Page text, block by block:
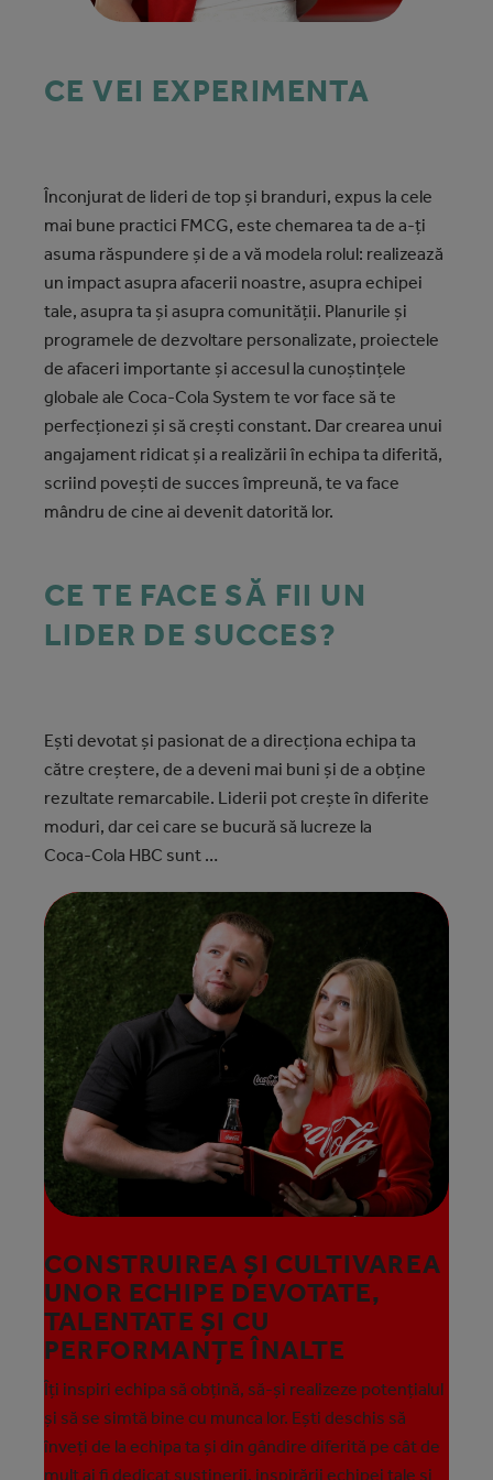
CE VEI EXPERIMENTA
Înconjurat de lideri de top și branduri, expus la cele
mai bune practici FMCG, este chemarea ta de a-ți
asuma răspundere și de a vă modela rolul: realizează
un impact asupra afacerii noastre, asupra echipei
tale, asupra ta și asupra comunității. Planurile și
programele de dezvoltare personalizate, proiectele
de afaceri importante și accesul la cunoștințele
globale ale Coca‑Cola System te vor face să te
perfecționezi și să crești constant. Dar crearea unui
angajament ridicat și a realizării în echipa ta diferită,
scriind povești de succes împreună, te va face
mândru de cine ai devenit datorită lor.
CE TE FACE SĂ FII UN
LIDER DE SUCCES?
Ești devotat și pasionat de a direcționa echipa ta
către creștere, de a deveni mai buni și de a obține
rezultate remarcabile. Liderii pot crește în diferite
moduri, dar cei care se bucură să lucreze la
Coca‑Cola HBC sunt …
CONSTRUIREA ȘI CULTIVAREA
UNOR ECHIPE DEVOTATE,
TALENTATE ȘI CU
PERFORMANȚE ÎNALTE
Îți inspiri echipa să obțină, să-și realizeze potențialul
și să se simtă bine cu munca lor. Ești deschis să
înveți de la echipa ta și din gândire diferită pe cât de
mult ai fi dedicat susținerii, inspirării echipei tale și